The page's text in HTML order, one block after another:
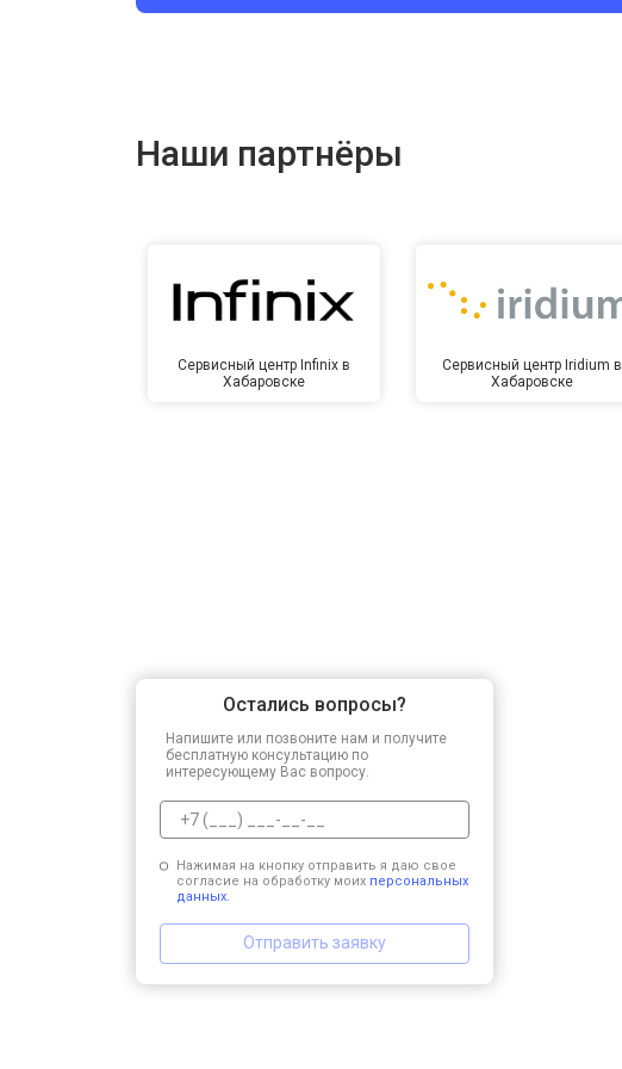
Наши партнёры
Сервисный центр Infinix в
Хабаровске
Сервисный центр Iridium в
Хабаровске
Остались вопросы?
Напишите или позвоните нам и получите
бесплатную консультацию по
интересующему Вас вопросу.
Нажимая на кнопку отправить я даю свое
согласие на обработку моих персональных
данных.
Отправить заявку